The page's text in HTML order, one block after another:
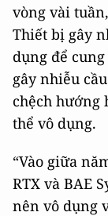
vòng vài
Thiết bị gây
dụng để
gây nhiễu
chệch hướng
thể vô dụng.
“Vào giữa
RTX và BAE
nên vô dụng